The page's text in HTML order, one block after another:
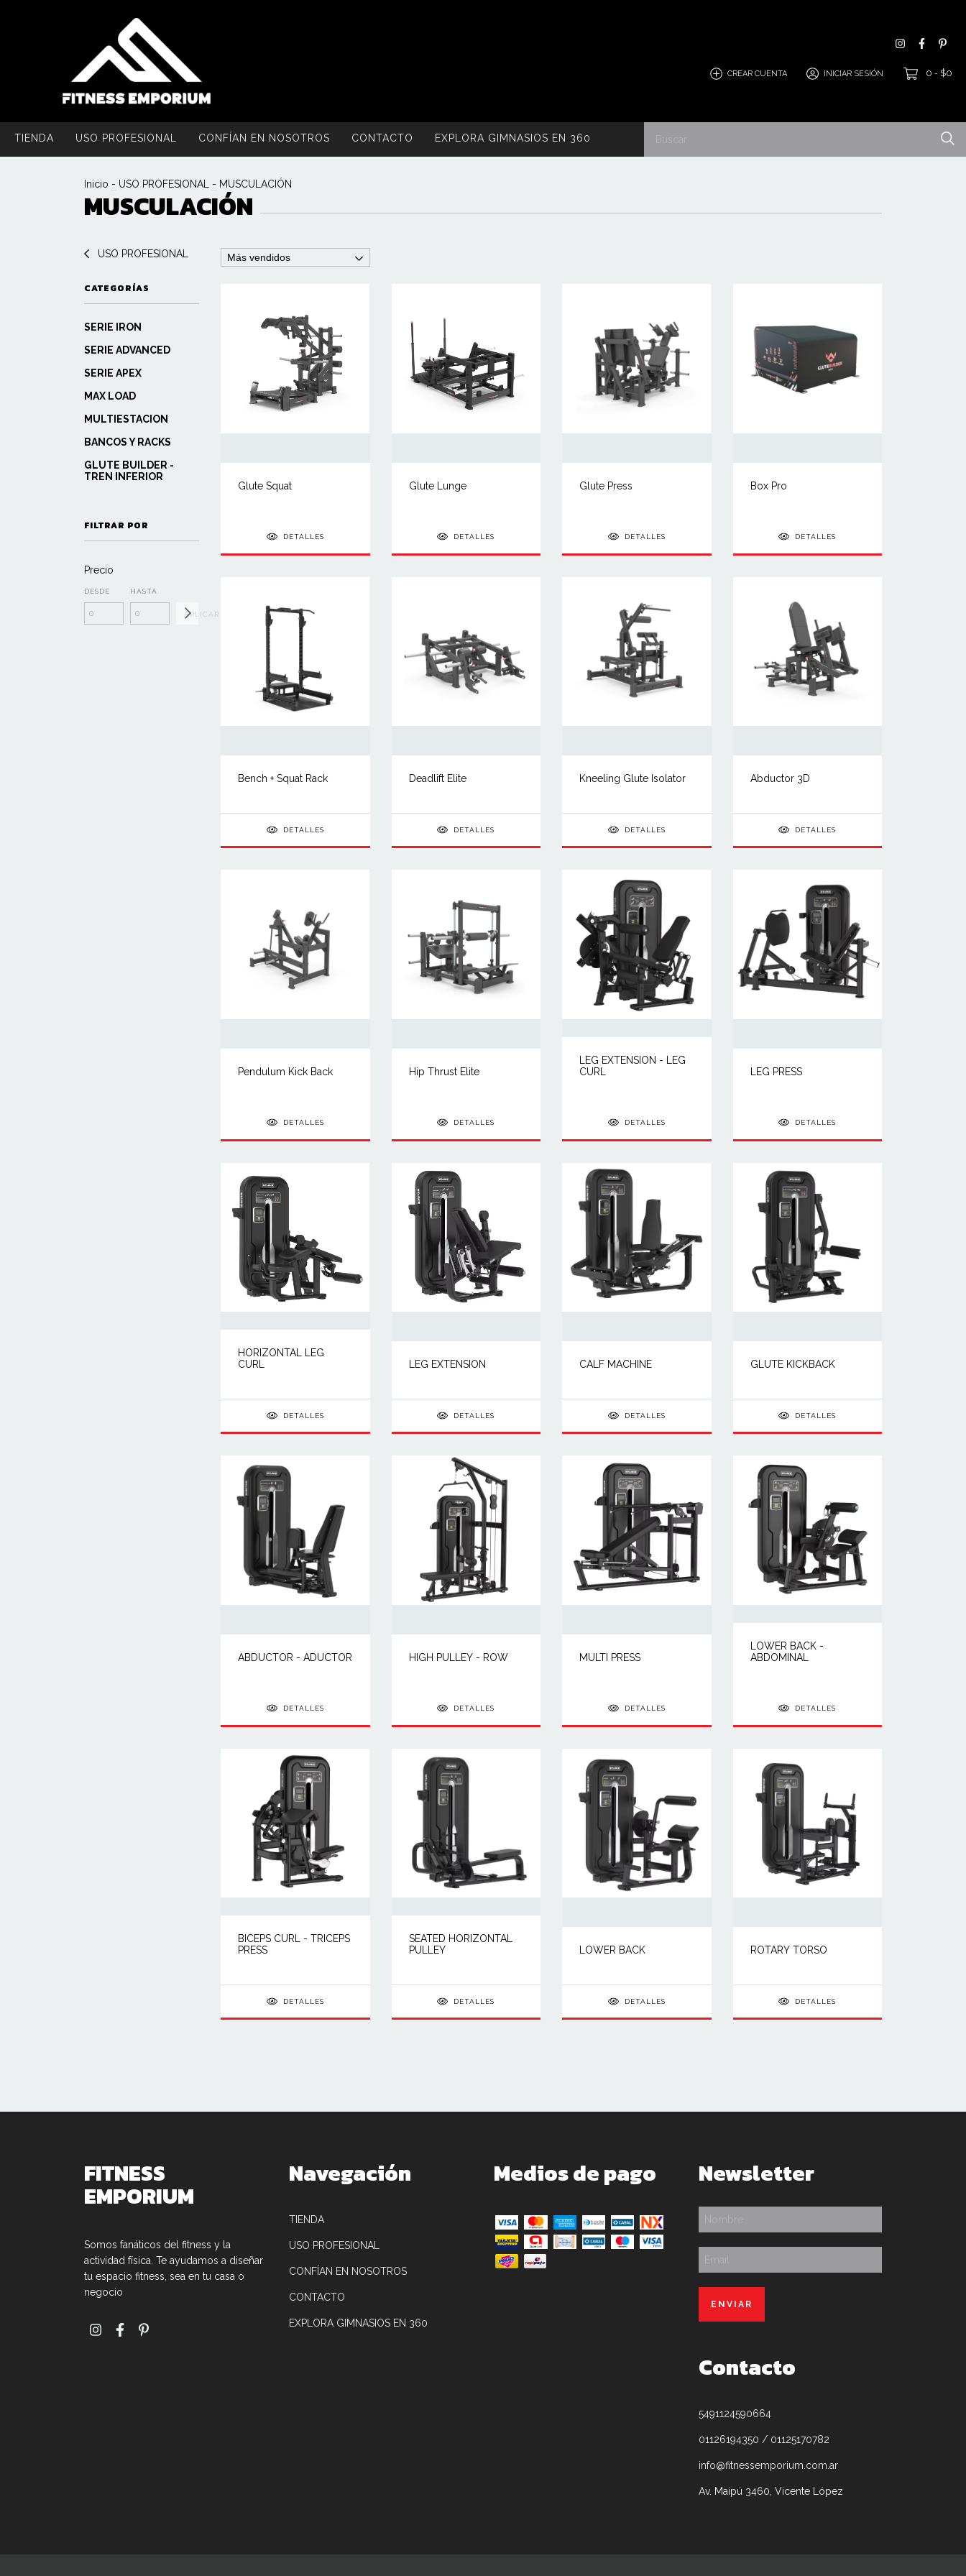
CREAR CUENTA INICIAR SESIÓN 0 - $0
TIENDA USO PROFESIONAL CONFÍAN EN NOSOTROS CONTACTO EXPLORA GIMNASIOS EN 360
Inicio - USO PROFESIONAL - MUSCULACIÓN
MUSCULACIÓN
USO PROFESIONAL
CATEGORÍAS
SERIE IRON
SERIE ADVANCED
SERIE APEX
MAX LOAD
MULTIESTACION
BANCOS Y RACKS
GLUTE BUILDER -
TREN INFERIOR
FILTRAR POR
Precio
DESDE HASTA
APLICAR
Glute Squat
DETALLES
Glute Lunge
DETALLES
Glute Press
DETALLES
Box Pro
DETALLES
Bench + Squat Rack
DETALLES
Deadlift Elite
DETALLES
Kneeling Glute Isolator
DETALLES
Abductor 3D
DETALLES
Pendulum Kick Back
DETALLES
Hip Thrust Elite
DETALLES
LEG EXTENSION - LEG
CURL
DETALLES
LEG PRESS
DETALLES
HORIZONTAL LEG
CURL
DETALLES
LEG EXTENSION
DETALLES
CALF MACHINE
DETALLES
GLUTE KICKBACK
DETALLES
ABDUCTOR - ADUCTOR
DETALLES
HIGH PULLEY - ROW
DETALLES
MULTI PRESS
DETALLES
LOWER BACK -
ABDOMINAL
DETALLES
BICEPS CURL - TRICEPS
PRESS
DETALLES
SEATED HORIZONTAL
PULLEY
DETALLES
LOWER BACK
DETALLES
ROTARY TORSO
DETALLES
FITNESS
EMPORIUM
Somos fanáticos del fitness y la
actividad física. Te ayudamos a diseñar
tu espacio fitness, sea en tu casa o
negocio
Navegación
TIENDA
USO PROFESIONAL
CONFÍAN EN NOSOTROS
CONTACTO
EXPLORA GIMNASIOS EN 360
Medios de pago Newsletter
Contacto
5491124590664
01126194350 / 01125170782
info@fitnessemporium.com.ar
Av. Maipú 3460, Vicente López